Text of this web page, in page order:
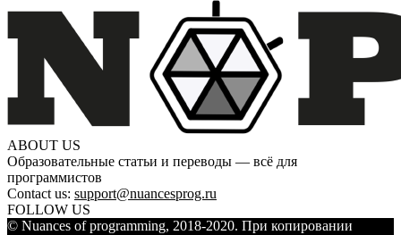
ABOUT US
Образовательные статьи и переводы — всё для
программистов
Contact us: support@nuancesprog.ru
FOLLOW US
© Nuances of programming, 2018-2020. При копировании